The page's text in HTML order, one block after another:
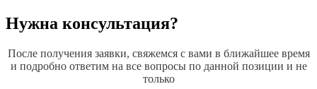
Нужна консультация?
После получения заявки, свяжемся с вами в ближайшее время
и подробно ответим на все вопросы по данной позиции и не
только